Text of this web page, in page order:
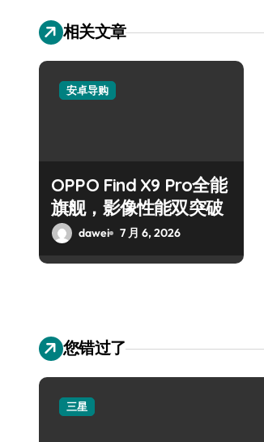
相关文章
安卓导购
OPPO Find X9 Pro全能
旗舰，影像性能双突破
dawei 7 月 6, 2026
您错过了
三星